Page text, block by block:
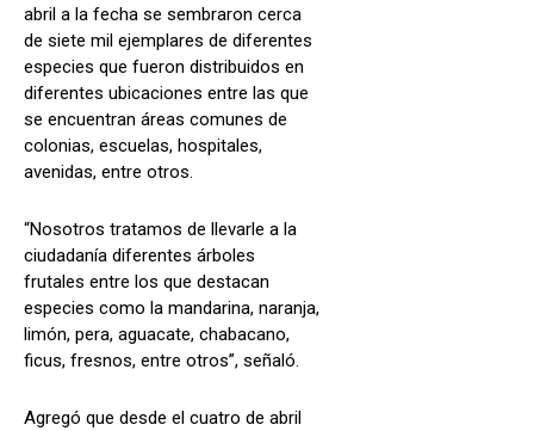
abril a la fecha se sembraron cerca
de siete mil ejemplares de diferentes
especies que fueron distribuidos en
diferentes ubicaciones entre las que
se encuentran áreas comunes de
colonias, escuelas, hospitales,
avenidas, entre otros.
“Nosotros tratamos de llevarle a la
ciudadanía diferentes árboles
frutales entre los que destacan
especies como la mandarina, naranja,
limón, pera, aguacate, chabacano,
ficus, fresnos, entre otros”, señaló.
Agregó que desde el cuatro de abril